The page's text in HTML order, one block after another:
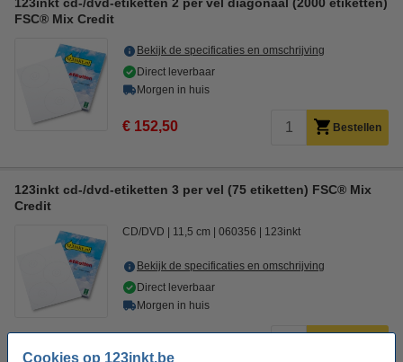
Cookies op 123inkt.be
FSC® Mix Credit
Bekijk de specificaties en omschrijving
Direct leverbaar
Morgen in huis
€ 152,50 Bestellen
123inkt cd-/dvd-etiketten 3 per vel (75 etiketten) FSC® Mix
Credit
CD/DVD 11,5 cm 060356 123inkt
Bekijk de specificaties en omschrijving
Direct leverbaar
Morgen in huis